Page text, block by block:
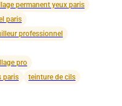
permanent yeux paris
paris
professionnel
pro
paris
teinture de cils